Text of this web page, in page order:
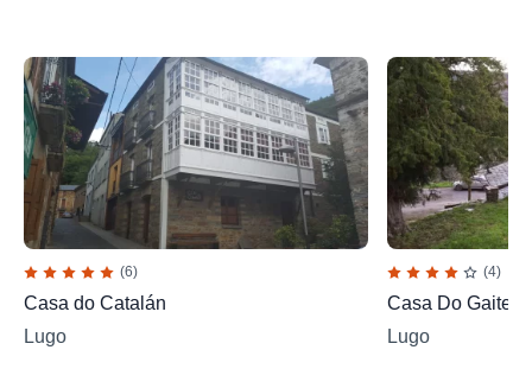
(6)
Casa do Catalán
Lugo
(4)
Casa Do Gaiteiro
Lugo